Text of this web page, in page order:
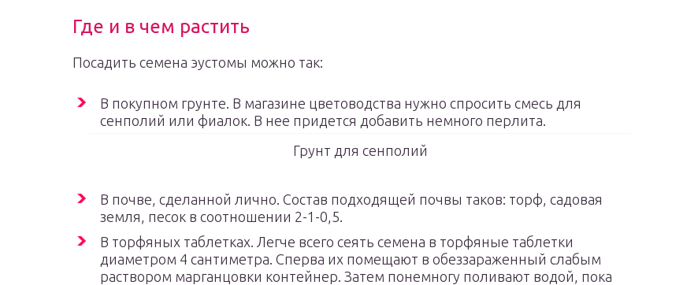
Где и в чем растить
Посадить семена эустомы можно так:
В покупном грунте. В магазине цветоводства нужно спросить смесь для
сенполий или фиалок. В нее придется добавить немного перлита.
Грунт для сенполий
В почве, сделанной лично. Состав подходящей почвы таков: торф, садовая
земля, песок в соотношении 2-1-0,5.
В торфяных таблетках. Легче всего сеять семена в торфяные таблетки
диаметром 4 сантиметра. Сперва их помещают в обеззараженный слабым
раствором марганцовки контейнер. Затем понемногу поливают водой, пока